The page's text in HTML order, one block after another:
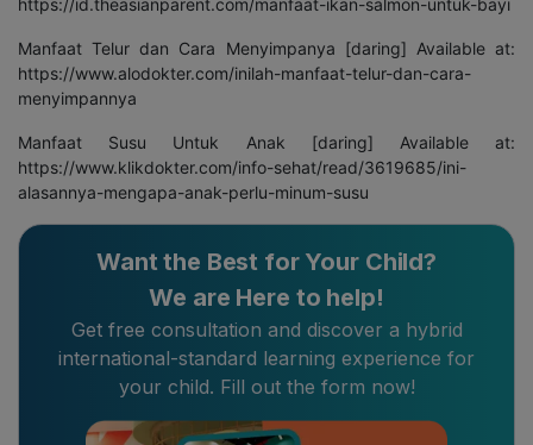
https://id.theasianparent.com/manfaat-ikan-salmon-untuk-bayi
Manfaat Telur dan Cara Menyimpanya [daring] Available at:
https://www.alodokter.com/inilah-manfaat-telur-dan-cara-
menyimpannya
Manfaat Susu Untuk Anak [daring] Available at:
https://www.klikdokter.com/info-sehat/read/3619685/ini-
alasannya-mengapa-anak-perlu-minum-susu
Want the Best for Your Child?
We are Here to help!
Get free consultation and discover a hybrid
international-standard learning experience for
your child. Fill out the form now!